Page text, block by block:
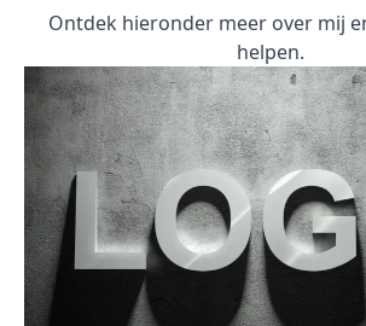
Ontdek hieronder meer over mij
helpen.